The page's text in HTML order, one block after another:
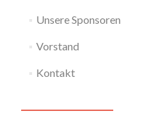
Unsere Sponsoren
Vorstand
Kontakt